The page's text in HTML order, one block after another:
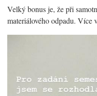
Velký bonus je, že při
materiálového odpadu. Více